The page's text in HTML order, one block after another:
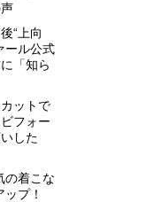
“上向
ール公式
「知ら
ットで
フォー
した
の着こな
ップ！